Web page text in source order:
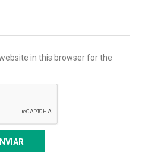
in this browser for the